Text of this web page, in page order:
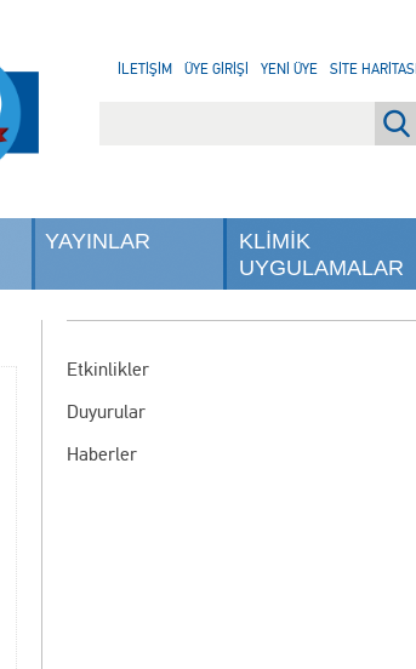
YAYINLAR
KLİMİK
UYGULAMALAR
İLETİŞİM ÜYE GİRİŞİ YENİ ÜYE SİTE HARİTASI
Etkinlikler
Duyurular
Haberler